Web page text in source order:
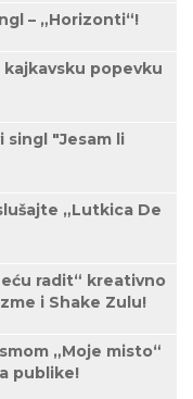
– „Horizonti“!
popevku
singl "Jesam li
„Lutkica De
radit“ kreativno
i Shake Zulu!
„Moje misto“
publike!